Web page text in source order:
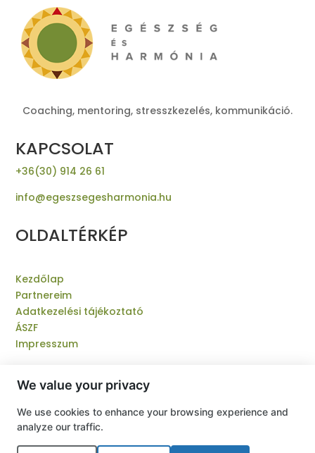
Coaching, mentoring, stresszkezelés, kommunikáció.
KAPCSOLAT
+36(30) 914 26 61
info@egeszsegesharmonia.hu
OLDALTÉRKÉP
Kezdőlap
Partnereim
Adatkezelési tájékoztató
ÁSZF
Impresszum
© 2025 Egészség és Harmónia | Minden jog fenntartva.
We value your privacy
We use cookies to enhance your browsing experience and
analyze our traffic.